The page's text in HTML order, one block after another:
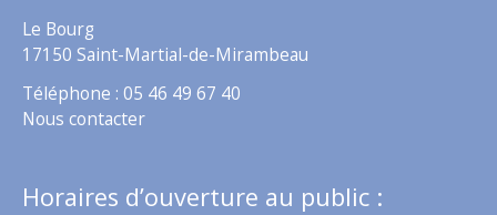
Le Bourg
17150 Saint-Martial-de-Mirambeau
Téléphone : 05 46 49 67 40
Nous contacter
Horaires d’ouverture au public :